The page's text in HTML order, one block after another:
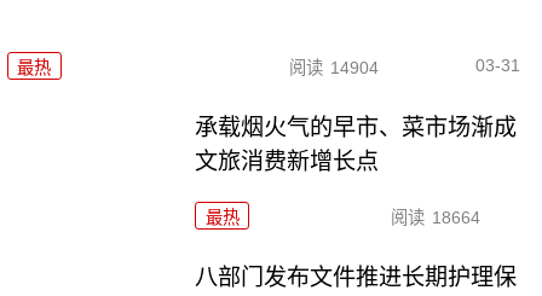
最热 阅读 14904 03-31
承载烟火气的早市、菜市场渐成
文旅消费新增长点
最热 阅读 18664
八部门发布文件推进长期护理保